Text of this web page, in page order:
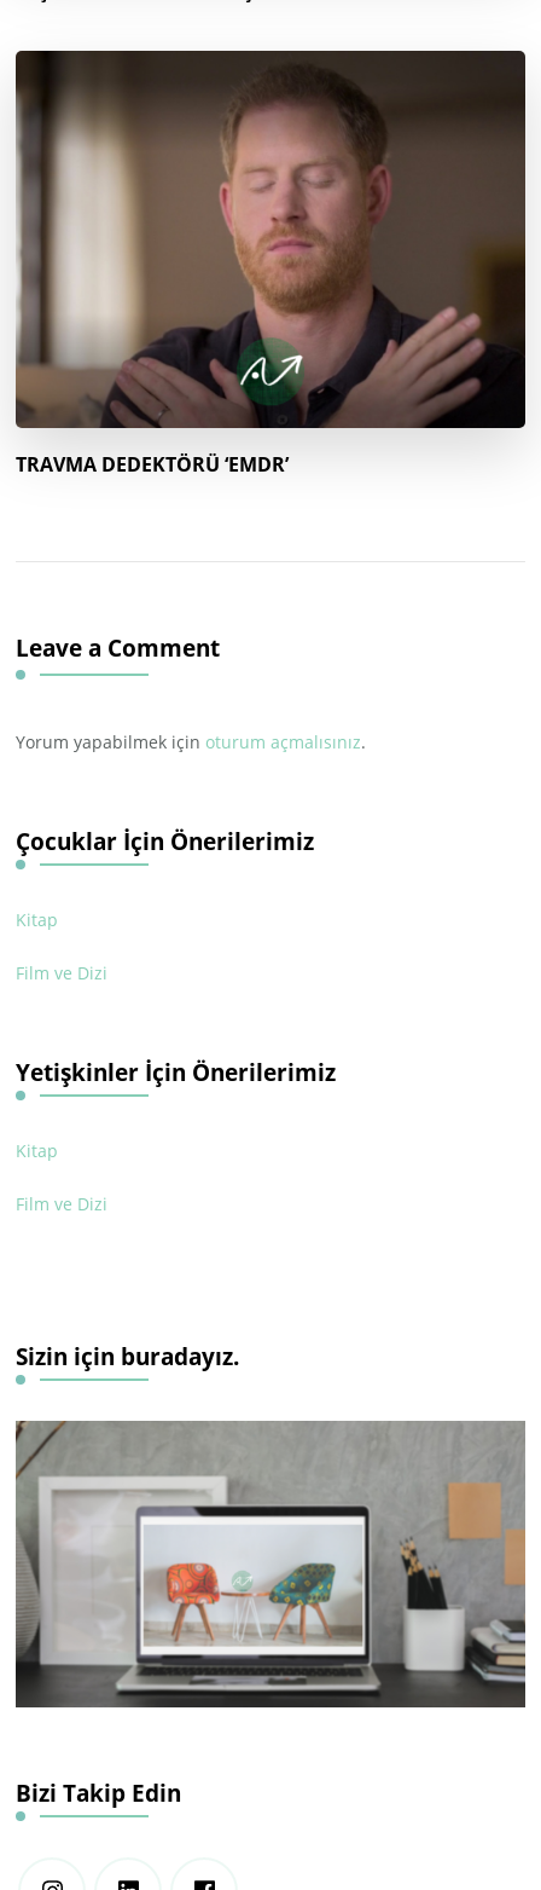
TRAVMA DEDEKTÖRÜ ‘EMDR’
Leave a Comment
Yorum yapabilmek için oturum açmalısınız.
Çocuklar İçin Önerilerimiz
Kitap
Film ve Dizi
Yetişkinler İçin Önerilerimiz
Kitap
Film ve Dizi
Sizin için buradayız.
Bizi Takip Edin